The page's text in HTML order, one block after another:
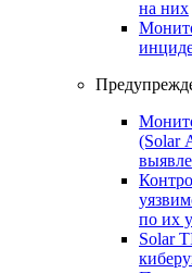
на них
(Solar
по их
Solar